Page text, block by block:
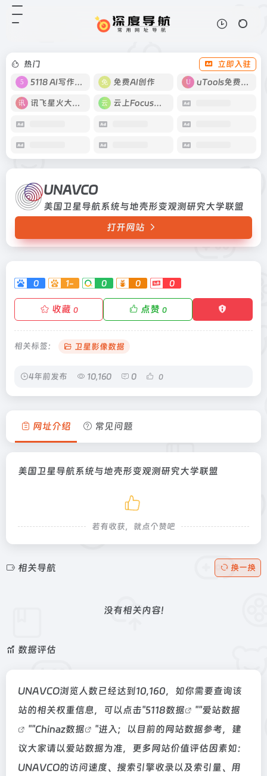
热门
立即入驻
5118 AI写作工具
免费AI创作 uTools免费工具箱
讯飞星火大模型 云上Focus接码
UNAVCO
美国卫星导航系统与地壳形变观测研究大学联盟
打开网站
0 1- 0 0 0
收藏 0 点赞 0
相关标签： 卫星影像数据
4年前发布 10,160 0 0
网址介绍 常见问题
美国卫星导航系统与地壳形变观测研究大学联盟
若有收获，就点个赞吧
相关导航 换一换
没有相关内容!
数据评估
UNAVCO浏览人数已经达到10,160，如你需要查询该
站的相关权重信息，可以点击"5118数据 ""爱站数据
""Chinaz数据
"进入；以目前的网站数据参考，建
议大家请以爱站数据为准，更多网站价值评估因素如：
UNAVCO的访问速度、搜索引擎收录以及索引量、用